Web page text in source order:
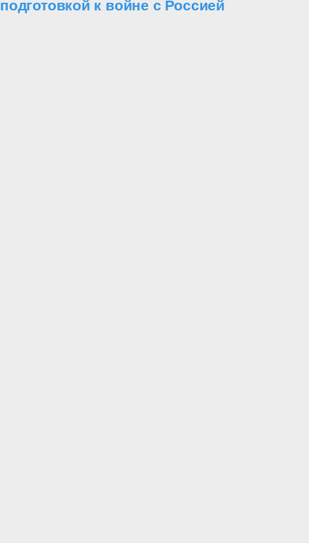
подготовкой к войне с Россией